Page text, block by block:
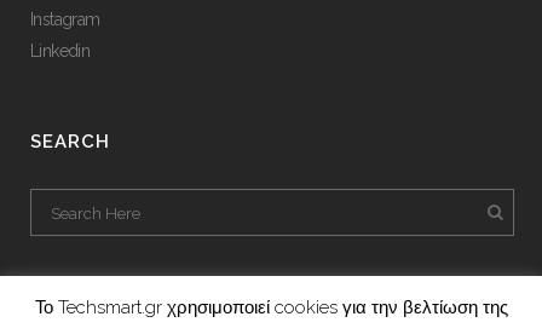
Instagram
Linkedin
SEARCH
Το Techsmart.gr χρησιμοποιεί cookies για την βελτίωση της